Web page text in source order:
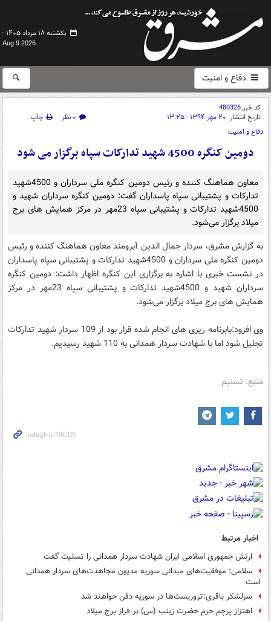
یکشنبه ۱۸ مرداد ۱۴۰۵ -
Aug 9 2026
دفاع و امنیت
کد خبر480326
تاریخ انتشار: ۲۰ مهر ۱۳۹۴ - ۱۳:۲۵ ۰ نظر
چاپ
دفاع و امنیت
دومین کنگره 4500 شهید تدارکات سپاه برگزار می شود
معاون هماهنگ کننده و رئیس دومین کنگره ملی سرداران و 4500شهید
تدارکات و پشتیبانی سپاه پاسداران گفت: دومین کنگره سرداران شهید و
4500شهید تدارکات و پشتیبانی سپاه 23مهر در مرکز همایش های برج
میلاد برگزار می‌شود.
به گزارش مشرق، سردار جمال الدین آبرومند معاون هماهنگ کننده و رئیس
دومین کنگره ملی سرداران و 4500شهید تدارکات و پشتیبانی سپاه پاسداران
در نشست خبری با اشاره به برگزاری این کنگره اظهار داشت: دومین کنگره
سرداران شهید و 4500شهید تدارکات و پشتیبانی سپاه 23مهر در مرکز
همایش های برج میلاد برگزار می‌شود.
وی افزود:بابرنامه ریزی های انجام شده قرار بود از 109 سردار شهید تدارکات
تجلیل شود اما با شهادت سردار همدانی به 110 شهید رسیدیم.
منبع: تسنیم
اخبار مرتبط
ارتش جمهوری اسلامی ایران شهادت سردار همدانی را تسلیت گفت
سلامی: موفقیت‌های میدانی سوریه مدیون مجاهدت‌های سردار همدانی
است
سرلشکر باقری:تروریست‌ها در سوریه دفن خواهند شد
اهتزاز پرچم حرم حضرت زینب (س) بر فراز برج میلاد